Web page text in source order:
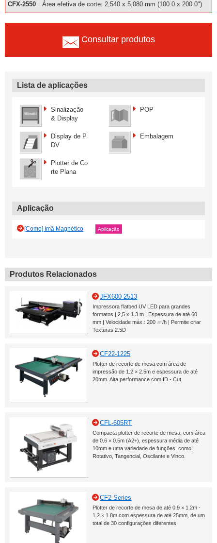
CFX-2550
Área efetiva de corte: 2,540 x 5,080 mm (100.0 x 200.0")
Consultar produtos
Lista de aplicações
Sinalização
& Display
POP
Display de P
DV
Embalagem
Plotter de Co
rte Plana
Aplicação
[Como] Imã Magnético Aplicação
Produtos Relacionados
JFX600-2513
Impressora ﬂatbed UV LED para grandes
formatos | 2,5 x 1.3 m | Espessura de até 60
mm | Velocidade máx.: 200 ㎡/h | Permite criar
Texturas 2.5D
CF22-1225
Plotter de recorte de mesa com área de
impressão de 1.2 × 2.5m e espessura de até
20mm. Alta performance com ID - Cut.
CFL-605RT
Compacta plotter de recorte de mesa, com área
de 0.6 × 0.5m (A2+), espessura média de até
10mm e uma variedade de funções, como:
Rotativo, Tangencial, Oscilante e Vinco.
CF2 Series
Plotter de recorte de mesa de até 0.9 × 1.2m -
1.2 × 1.8m com espessura de até 25mm, de um
total de 30 configurações diferentes.